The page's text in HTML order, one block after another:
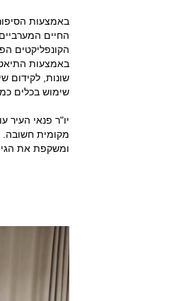
באמצעות
החיים
הקונפליקטים
באמצעות
שונות, לקידום
שימוש בכלים
יו"ר פנאי העיר
מקומית חשובה.
ומשקפת את